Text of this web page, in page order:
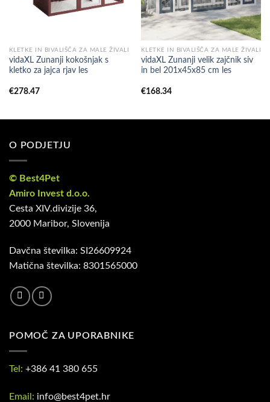
KLETKE IN BIVALIŠČA ZA MALE ŽIVALI
vidaXL Zunanji kokošnjak s
kletko za jajca rjav les
€278.47
KLETKE IN BIVALIŠČA ZA MALE ŽIVALI
vidaXL Zunanji velik zajčnik siv
in bel 201x45x85 cm les
€168.34
O PODJETJU
© Best4Pet
Amiro Invest d.o.o.
Cesta XIV.divizije 36,
2000 Maribor, Slovenija
Davčna številka: SI26609924
Matična številka: 8301565000
POMOČ ZA UPORABNIKE
Tel: +386 41 380 655
Email: info@best4pet.hr